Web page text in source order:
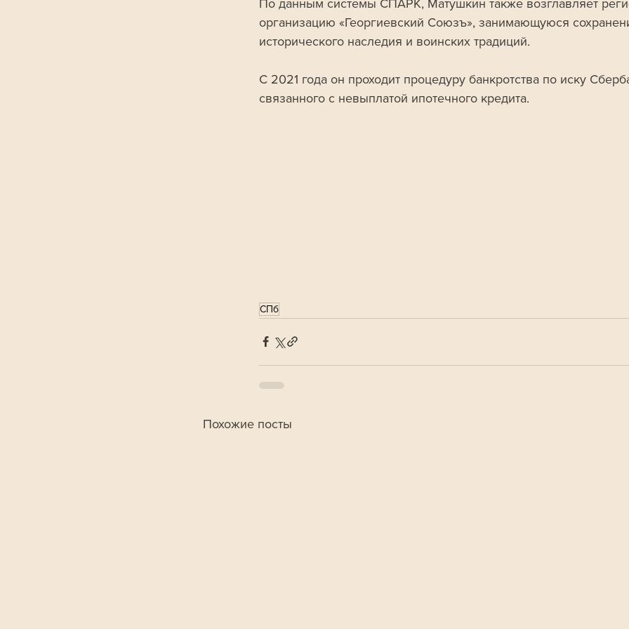
По данным системы СПАРК, Матушкин также возглавляет
организацию «Георгиевский Союзъ», занимающуюся
исторического наследия и воинских традиций.
С 2021 года он проходит процедуру банкротства по иску
связанного с невыплатой ипотечного кредита.
СПб
Похожие посты